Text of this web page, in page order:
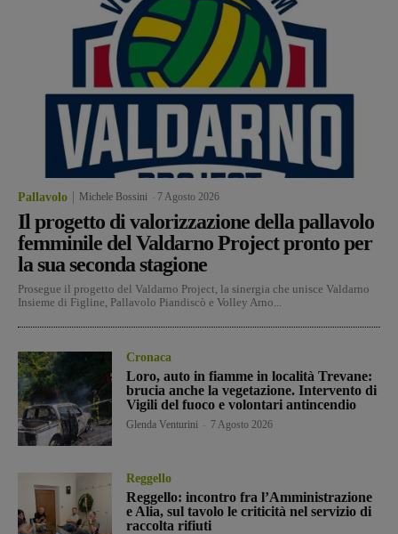
Pallavolo Michele Bossini 7 Agosto 2026
Il progetto di valorizzazione della pallavolo
femminile del Valdarno Project pronto per
la sua seconda stagione
Prosegue il progetto del Valdarno Project, la sinergia che unisce Valdarno
Insieme di Figline, Pallavolo Piandiscò e Volley Arno...
Cronaca
Loro, auto in fiamme in località Trevane:
brucia anche la vegetazione. Intervento di
Vigili del fuoco e volontari antincendio
Glenda Venturini 7 Agosto 2026
Reggello
Reggello: incontro fra l’Amministrazione
e Alia, sul tavolo le criticità nel servizio di
raccolta rifiuti